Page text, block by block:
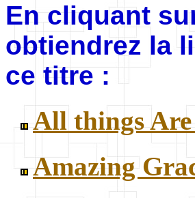
En cliquant
obtiendrez la
ce titre :
All things Are
Amazing